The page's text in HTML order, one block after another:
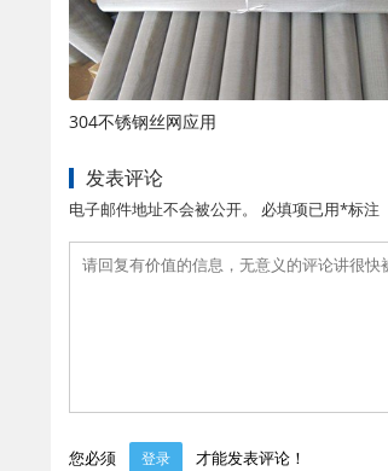
304不锈钢丝网应用
发表评论
电子邮件地址不会被公开。 必填项已用*标注
您必须 登录 才能发表评论！